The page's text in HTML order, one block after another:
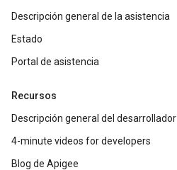
Descripción general de la asistencia
Estado
Portal de asistencia
Recursos
Descripción general del desarrollador
4-minute videos for developers
Blog de Apigee